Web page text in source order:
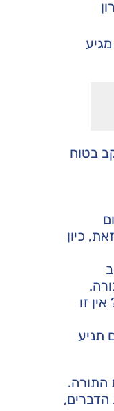
בטוח
כיון
זו
תניע
התורה.